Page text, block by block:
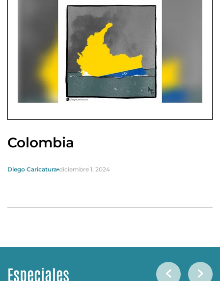
Colombia
Diego Caricatura diciembre 1, 2024
Especiales